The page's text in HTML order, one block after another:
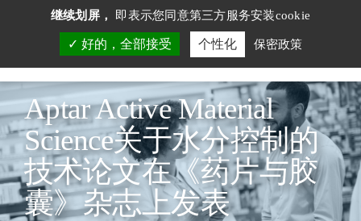
服务市场
服务
技术
资料中心
Aptar Active Material
Science关于水分控制的
技术论文在《药片与胶
囊》杂志上发表
Cookie管理面板
继续划屏， 即表示您同意第三方服务安装cookie
好的，全部接受 个性化 保密政策